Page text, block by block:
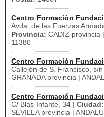
Centro Formación
Avda. de las Fuerzas
Provincia: CADIZ provincia
11380
Centro Formación
Callejón de S. Francisco, s/n
GRANADA provincia |
Centro Formación
C/ Blas Infante, 34 | Ciudad:
SEVILLA provincia |